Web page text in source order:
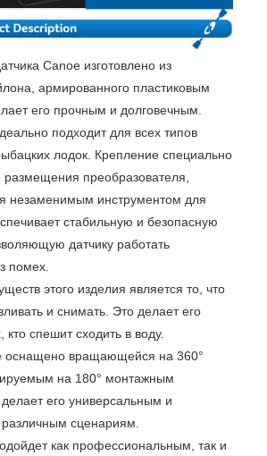
Canoe изготовлено из
армированного пластиковым
его прочным и долговечным.
подходит для всех типов
лодок. Крепление специально
размещения преобразователя,
незаменимым инструментом для
стабильную и безопасную
датчику работать
помех.
этого изделия является то, что
и снимать. Это делает его
спешит сходить в воду.
оснащено вращающейся на 360°
на 180° монтажным
его универсальным и
сценариям.
как профессиональным, так и